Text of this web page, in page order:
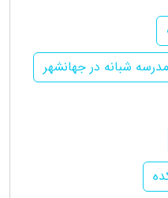
مدرسه شبانه در جهانشهر